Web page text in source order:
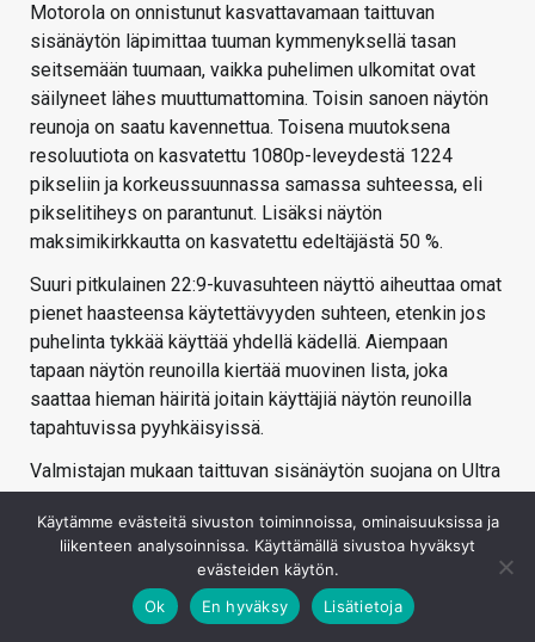
Motorola on onnistunut kasvattavamaan taittuvan
sisänäytön läpimittaa tuuman kymmenyksellä tasan
seitsemään tuumaan, vaikka puhelimen ulkomitat ovat
säilyneet lähes muuttumattomina. Toisin sanoen näytön
reunoja on saatu kavennettua. Toisena muutoksena
resoluutiota on kasvatettu 1080p-leveydestä 1224
pikseliin ja korkeussuunnassa samassa suhteessa, eli
pikselitiheys on parantunut. Lisäksi näytön
maksimikirkkautta on kasvatettu edeltäjästä 50 %.
Suuri pitkulainen 22:9-kuvasuhteen näyttö aiheuttaa omat
pienet haasteensa käytettävyyden suhteen, etenkin jos
puhelinta tykkää käyttää yhdellä kädellä. Aiempaan
tapaan näytön reunoilla kiertää muovinen lista, joka
saattaa hieman häiritä joitain käyttäjiä näytön reunoilla
tapahtuvissa pyyhkäisyissä.
Valmistajan mukaan taittuvan sisänäytön suojana on Ultra
saranan kohdalta. Edellisten sukupolvien tapaan
näyttöpaneelin pinnassa on kalvomainen suojakerros,
jonka reunat erottuvat näytön laidoilla. Tätä suojaa ei ole
tarkoitettu irrotettavaksi, josta ilmoitetaan myös uutena
Käytämme evästeitä sivuston toiminnoissa, ominaisuuksissa ja
liikenteen analysoinnissa. Käyttämällä sivustoa hyväksyt
evästeiden käytön.
Ok
En hyväksy Lisätietoja